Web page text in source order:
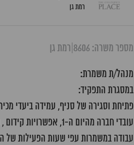
רמת גן
מספר משרה: 8606 רמת גן
מנהל/ת משמרת:
במסגרת התפקיד:
פתיחת וסגירה של סניף, עמידה ביעדי
עובדי חברה מהיום ה-1, אפשרויות קידום , תנאים סוציאלים עפ"י חוק
עבודה במשמרות עפי שעות הפעילות של